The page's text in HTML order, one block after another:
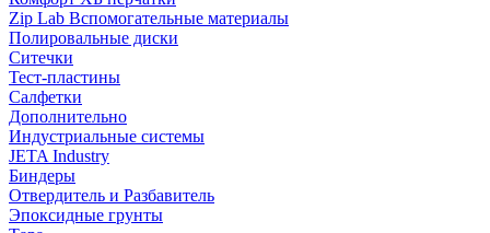
Zip Lab Вспомогательные материалы
Полировальные диски
Ситечки
Тест-пластины
Салфетки
Дополнительно
Индустриальные системы
JETA Industry
Биндеры
Отвердитель и Разбавитель
Эпоксидные грунты